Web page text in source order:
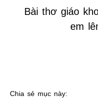
Bài thơ giáo
em
Chia sẻ mục này: